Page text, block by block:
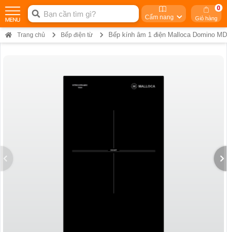
Cẩm nang Giỏ hàng
0
Trang chủ Bếp điện từ Bếp kính âm 1 điện Malloca Domino